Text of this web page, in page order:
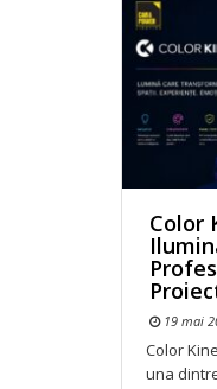
Color
19 mai
Color
una